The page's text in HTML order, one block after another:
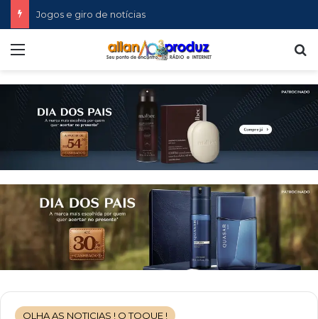
Jogos e giro de notícias
OLHA AS NOTICIAS ! O TOQUE !